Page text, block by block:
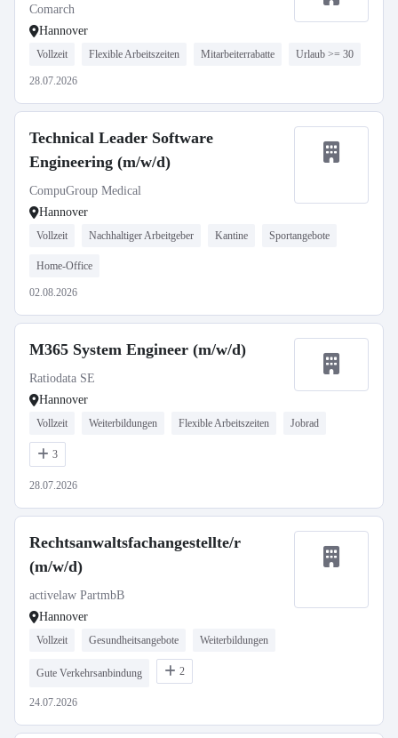
Comarch
Hannover
Vollzeit Flexible Arbeitszeiten Mitarbeiterrabatte Urlaub >= 30
28.07.2026
Technical Leader Software
Engineering (m/w/d)
CompuGroup Medical
Hannover
Vollzeit Nachhaltiger Arbeitgeber Kantine Sportangebote
Home-Office
02.08.2026
M365 System Engineer (m/w/d)
Ratiodata SE
Hannover
Vollzeit Weiterbildungen Flexible Arbeitszeiten Jobrad
3
28.07.2026
Rechtsanwaltsfachangestellte/r
(m/w/d)
activelaw PartmbB
Hannover
Vollzeit Gesundheitsangebote Weiterbildungen
Gute Verkehrsanbindung 2
24.07.2026